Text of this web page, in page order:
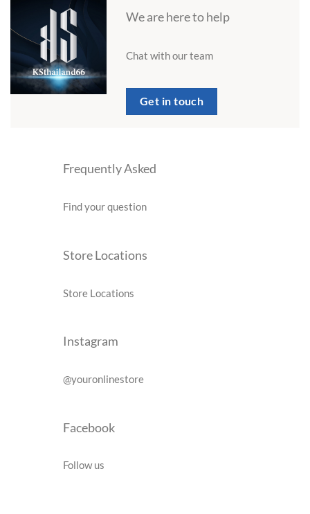
We are here to help
Chat with our team
Get in touch
Frequently Asked
Find your question
Store Locations
Store Locations
Instagram
@youronlinestore
Facebook
Follow us